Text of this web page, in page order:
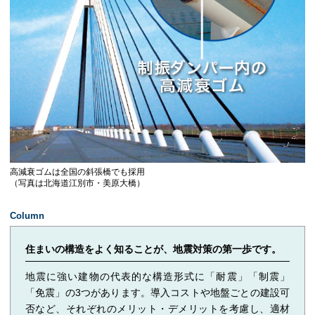
高減衰ゴムは全国の斜張橋でも採用
（写真は北海道江別市・美原大橋）
Column
住まいの構造をよく知ることが、地震対策の第一歩です。
地震に強い建物の代表的な構造形式に「耐震」「制震」
「免震」の3つがあります。導入コストや地盤ごとの建設可
否など、それぞれのメリット・デメリットを考慮し、適材